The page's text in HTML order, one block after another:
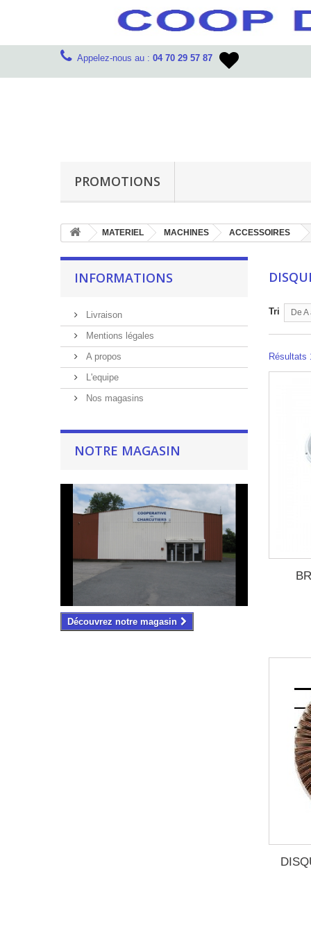
Appelez-nous au : 04 70 29 57 87
PROMOTIONS
MATERIEL MACHINES ACCESSOIRES
INFORMATIONS
Livraison
Mentions légales
A propos
L'equipe
Nos magasins
NOTRE MAGASIN
Découvrez notre magasin
Tri De A
Résultats